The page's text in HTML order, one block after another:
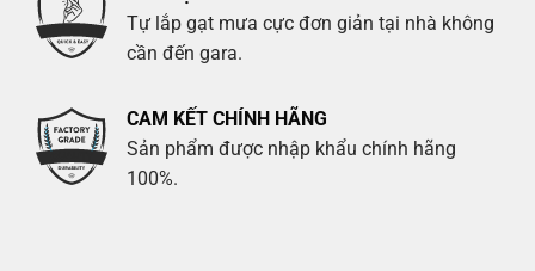
Tự lắp gạt mưa cực đơn giản tại nhà không
cần đến gara.
CAM KẾT CHÍNH HÃNG
Sản phẩm được nhập khẩu chính hãng
100%.